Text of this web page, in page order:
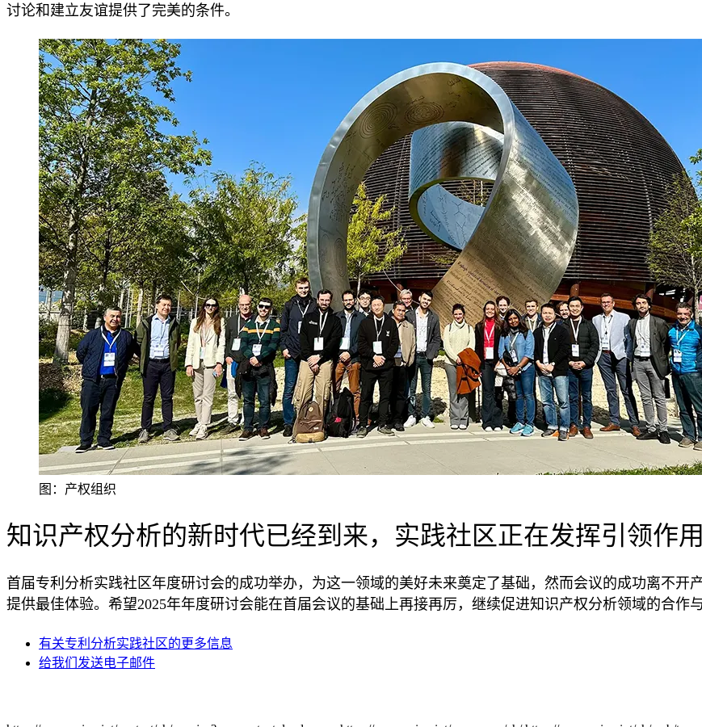
讨论和建立友谊提供了完美的条件。
图：产权组织
知识产权分析的新时代已经到来，实践社区正在发挥引领作用
首届专利分析实践社区年度研讨会的成功举办，为这一领域的美好未来奠定了基础，然而会议的成功离不开
提供最佳体验。希望2025年年度研讨会能在首届会议的基础上再接再厉，继续促进知识产权分析领域的合作与
有关专利分析实践社区的更多信息
给我们发送电子邮件